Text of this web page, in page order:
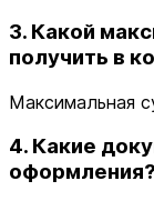
3. Какой
получить в
Максимальная
4. Какие
оформления?